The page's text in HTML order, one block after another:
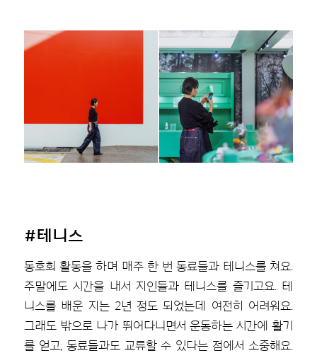
#테니스
동호회 활동을 하며 매주 한 번 동료들과 테니스를 쳐요.
주말에도 시간을 내서 지인들과 테니스를 즐기고요. 테
니스를 배운 지는 2년 정도 되었는데 여전히 어려워요.
그래도 밖으로 나가 뛰어다니면서 운동하는 시간에 활기
를 얻고, 동료들과도 교류할 수 있다는 점에서 소중해요.